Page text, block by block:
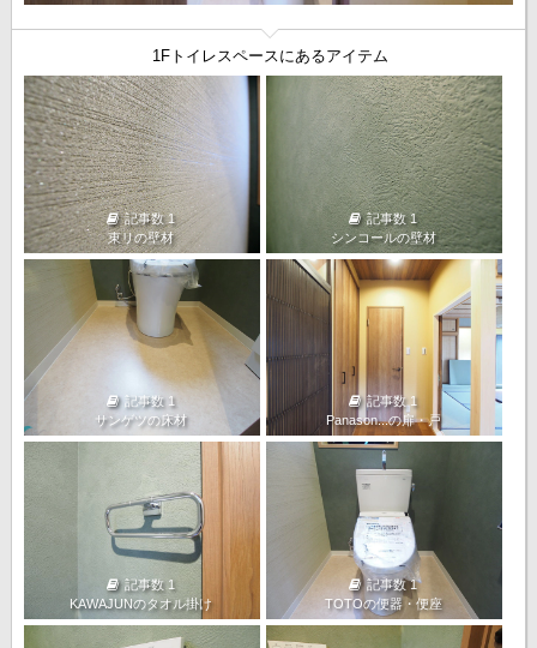
1Fトイレスペースにあるアイテム
記事数 1
東リの壁材
記事数 1
シンコールの壁材
記事数 1
サンゲツの床材
記事数 1
Panason...の扉・戸
記事数 1
KAWAJUNのタオル掛け
記事数 1
TOTOの便器・便座